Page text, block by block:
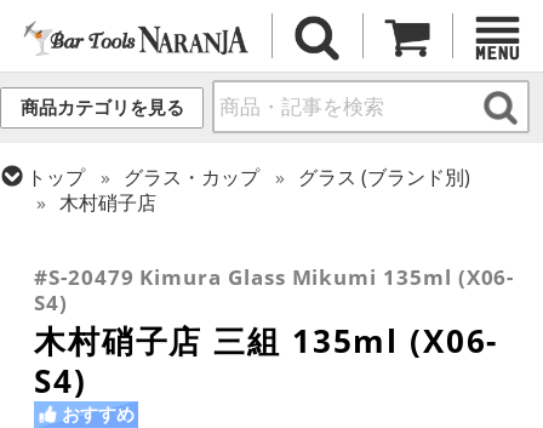
商品カテゴリを見る
トップ グラス・カップ
グラス (ブランド別)
木村硝子店
カクテルグラス (全サイズ)
#S-20479 Kimura Glass Mikumi 135ml (X06-
S4)
木村硝子店 三組 135ml (X06-
S4)
おすすめ